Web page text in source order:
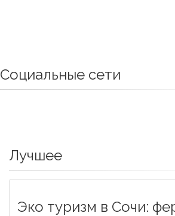
Социальные сети
Лучшее
Эко туризм в Сочи: